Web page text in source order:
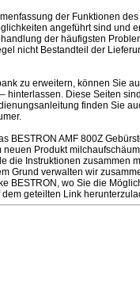
der Funktionen
angeführt sind und
der häufigsten
nicht Bestandteil der
zu erweitern, können Sie
hinterlassen. Diese Seiten
finden Sie
BESTRON AMF 800Z
Produkt
die Instruktionen zusammen
Grund verwalten wir
BESTRON, wo Sie die
geteilten Link